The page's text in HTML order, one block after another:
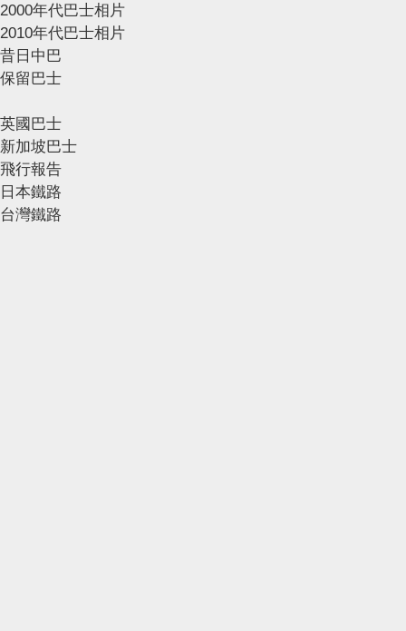
2000年代巴士相片
2010年代巴士相片
昔日中巴
保留巴士
英國巴士
新加坡巴士
飛行報告
日本鐵路
台灣鐵路